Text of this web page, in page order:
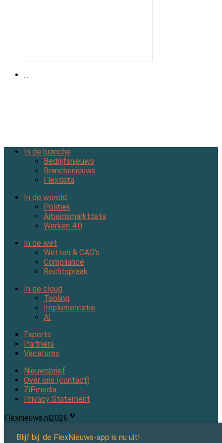
....
In de branche
Bedrijfsnieuws
Branchenieuws
Flexdata
In de wereld
Politiek
Arbeidsmarktdata
Werken 4.0
In de wet
Wetten & CAO’s
Compliance
Rechtspraak
In de cloud
Tooling
Implementatie
AI
Experts
Partners
Vacatures
Nieuwsbrief
Over ons (contact)
ZiPmedia
Privacy Statement
Flexnieuws.nl 2026 ©
Blijf bij: de FlexNieuws-app is nu uit!